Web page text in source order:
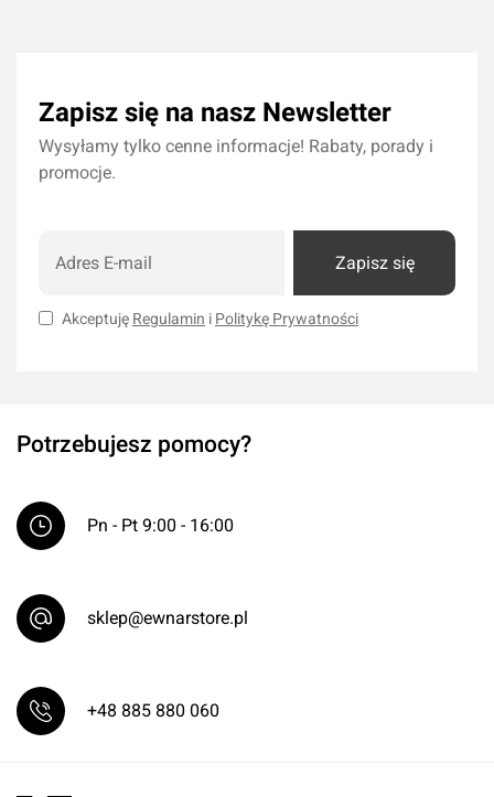
Zapisz się na nasz Newsletter
Wysyłamy tylko cenne informacje! Rabaty, porady i
promocje.
Zapisz się
Akceptuję Regulamin i Politykę Prywatności
Potrzebujesz pomocy?
Pn - Pt 9:00 - 16:00
sklep@ewnarstore.pl
+48 885 880 060